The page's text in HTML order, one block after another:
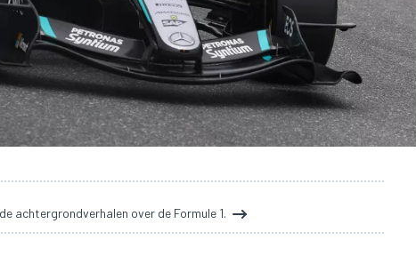
achtergrondverhalen over de Formule 1.